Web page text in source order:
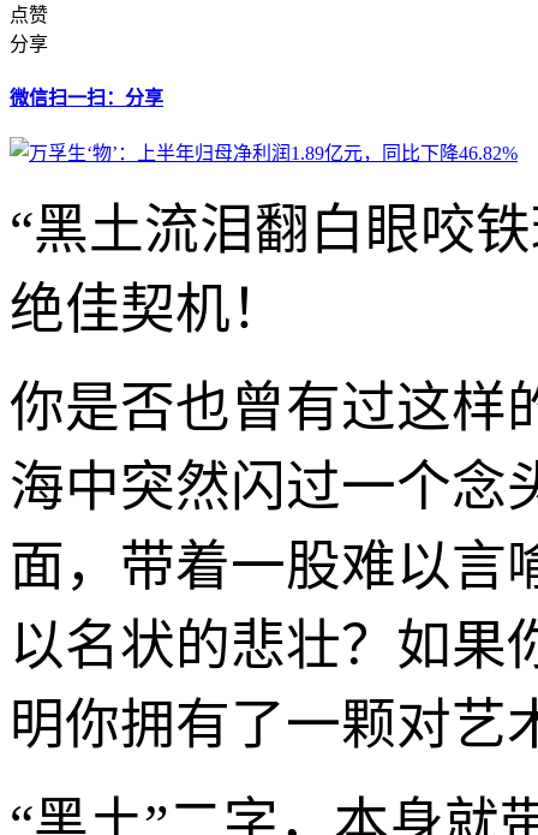
点赞
分享
微信扫一扫：分享
“黑土流泪翻白眼咬
绝佳契机！
你是否也曾有过这样
海中突然闪过一个
面，带着一股难以
以名状的悲壮？如果
明你拥有了一颗对艺